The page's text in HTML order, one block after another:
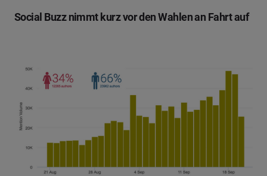
Social Buzz nimmt kurz vor den Wahlen an Fahrt auf